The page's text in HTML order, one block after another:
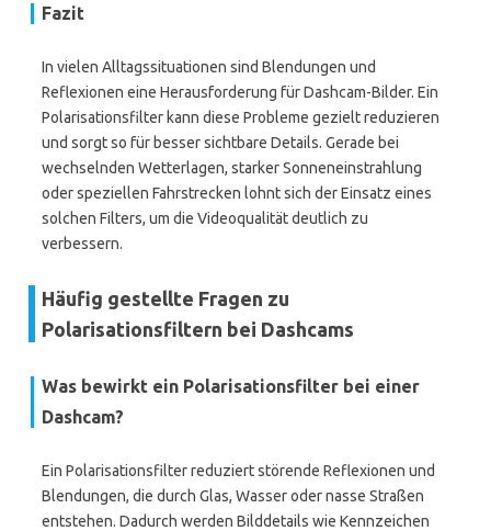
Fazit
In vielen Alltagssituationen sind Blendungen und
Reflexionen eine Herausforderung für Dashcam-Bilder. Ein
Polarisationsfilter kann diese Probleme gezielt reduzieren
und sorgt so für besser sichtbare Details. Gerade bei
wechselnden Wetterlagen, starker Sonneneinstrahlung
oder speziellen Fahrstrecken lohnt sich der Einsatz eines
solchen Filters, um die Videoqualität deutlich zu
verbessern.
Häufig gestellte Fragen zu
Polarisationsfiltern bei Dashcams
Was bewirkt ein Polarisationsfilter bei einer
Dashcam?
Ein Polarisationsfilter reduziert störende Reflexionen und
Blendungen, die durch Glas, Wasser oder nasse Straßen
entstehen. Dadurch werden Bilddetails wie Kennzeichen